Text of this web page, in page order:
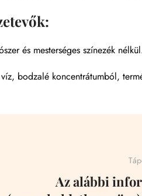
és mesterséges színezék
bodzalé koncentrátumból,
Az alábbi